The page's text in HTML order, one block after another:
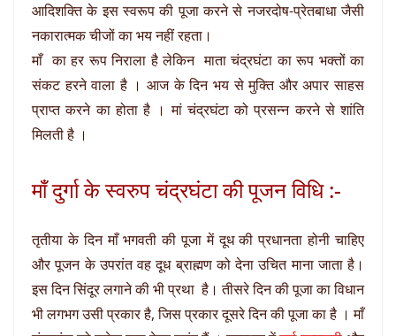
आदिशक्ति के इस स्वरूप की पूजा करने से नजरदोष-प्रेतबाधा जैसी
नकारात्मक चीजों का भय नहीं रहता।
माँ का हर रूप निराला है लेकिन माता चंद्रघंटा का रूप भक्तों का
संकट हरने वाला है । आज के दिन भय से मुक्ति और अपार साहस
प्राप्त करने का होता है । मां चंद्रघंटा को प्रसन्न करने से शांति
मिलती है ।
माँ दुर्गा के स्वरुप चंद्रघंटा की पूजन विधि :-
तृतीया के दिन माँ भगवती की पूजा में दूध की प्रधानता होनी चाहिए
और पूजन के उपरांत वह दूध ब्राह्मण को देना उचित माना जाता है।
इस दिन सिंदूर लगाने की भी प्रथा है। तीसरे दिन की पूजा का विधान
भी लगभग उसी प्रकार है, जिस प्रकार दूसरे दिन की पूजा का है । माँ